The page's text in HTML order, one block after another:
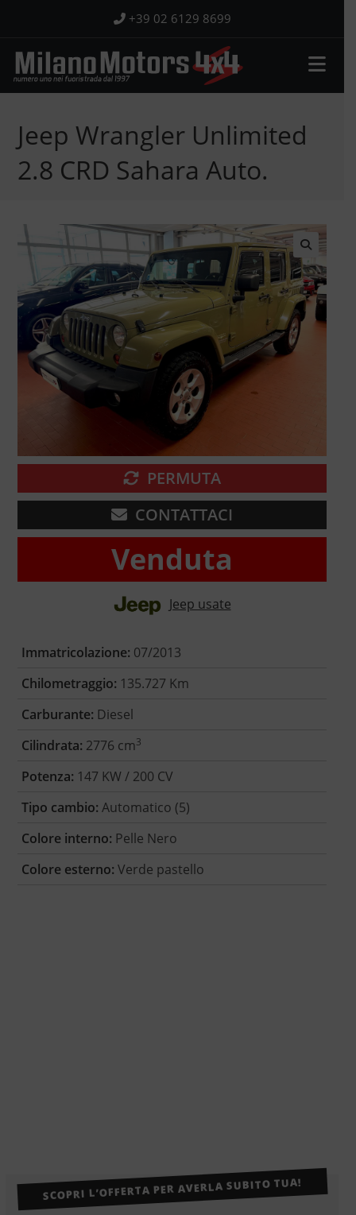
contenuto
+39 02 6129 8699
Jeep Wrangler Unlimited
2.8 CRD Sahara Auto.
🔍
PERMUTA
CONTATTACI
Venduta
Jeep usate
Immatricolazione: 07/2013
Chilometraggio: 135.727 Km
Carburante: Diesel
Cilindrata: 2776 cm3
Potenza: 147 KW / 200 CV
Tipo cambio: Automatico (5)
Colore interno: Pelle Nero
Colore esterno: Verde pastello
SCOPRI L’OFFERTA PER AVERLA SUBITO TUA!